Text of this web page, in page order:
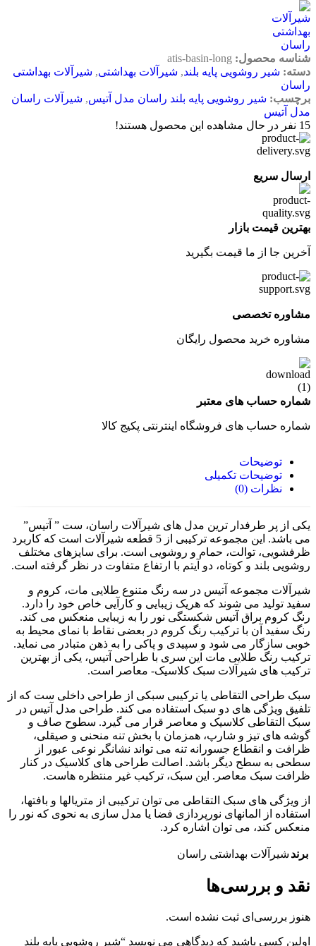
شناسه محصول: atis-basin-long
دسته: شیر روشویی پایه بلند, شیرآلات بهداشتی, شیرآلات بهداشتی
راسان
برچسب: شیر روشویی پایه بلند راسان مدل آتیس, شیرآلات راسان
مدل آتیس
15 نفر در حال مشاهده این محصول هستند!
ارسال سریع
بهترین قیمت بازار
آخرین جا از ما قیمت بگیرید
مشاوره تخصصی
مشاوره خرید محصول رایگان
شماره حساب های معتبر
شماره حساب های فروشگاه اینترنتی پکیج کالا
توضیحات
توضیحات تکمیلی
نظرات (0)
یکی از پر طرفدار ترین مدل های شیرآلات راسان، ست ” آتیس”
می باشد. این مجموعه ترکیبی از 5 قطعه شیرآلات است که کاربرد
ظرفشویی، توالت، حمام و روشویی است. برای سایزهای مختلف
روشویی بلند و کوتاه، دو آیتم با ارتفاع متفاوت در نظر گرفته است.
شیرآلات مجموعه آتیس در سه رنگ متنوع طلایی مات، کروم و
سفید تولید می شوند که هریک زیبایی و کارآیی خاص خود را دارد.
رنگ کروم براق آتیس شکستگی نور را به زیبایی منعکس می کند.
رنگ سفید آن با ترکیب رنگ کروم در بعضی نقاط با نمای محیط به
خوبی سازگار می شود و سپیدی و پاکی را به ذهن متبادر می نماید.
ترکیب رنگ طلایی مات این سری با طراحی آتیس، یکی از بهترین
ترکیب های شیرآلات سبک کلاسیک- معاصر است.
سبک طراحی التقاطی یا ترکیبی سبکی از طراحی داخلی ست که از
تلفیق ویژگی های دو سبک استفاده می کند. طراحی مدل آتیس در
سبک التقاطی کلاسیک و معاصر قرار می گیرد. سطوح صاف و
گوشه های تیز و شارپ، همزمان با بخش تنه منحنی و صیقلی،
ظرافت و انقطاع جسورانه تنه می تواند نشانگر نوعی عبور از
سطحی به سطح دیگر باشد. اصالت طراحی های کلاسیک در کنار
ظرافت سبک معاصر. این سبک، ترکیب غیر منتظره هاست.
از ویژگی های سبک التقاطی می توان ترکیبی از متریالها و بافتها،
استفاده از المانهای نورپردازی فضا یا مدل سازی به نحوی که نور را
منعکس کند، می توان اشاره کرد.
برند شیرآلات بهداشتی راسان
نقد و بررسی‌ها
هنوز بررسی‌ای ثبت نشده است.
اولین کسی باشید که دیدگاهی می نویسد “شیر روشویی پایه بلند